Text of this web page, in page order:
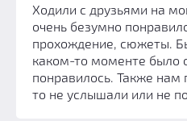
Ходили с друзьями на
очень безумно
прохождение, сюжеты.
каком-то моменте было
понравилось. Также
то не услышали или не